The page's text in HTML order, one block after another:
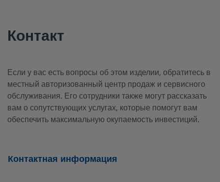
B-4CP2-
RT-1
коническая
резьба ISO
Контакт
Если у вас есть вопросы об этом изделии, обратитесь в
местный авторизованный центр продаж и сервисного
обслуживания. Его сотрудники также могут рассказать
вам о сопутствующих услугах, которые помогут вам
обеспечить максимальную окупаемость инвестиций.
Контактная информация